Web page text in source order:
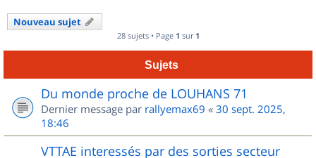
Nouveau sujet
28 sujets • Page 1 sur 1
Sujets
Du monde proche de LOUHANS 71
Dernier message par rallyemax69 « 30 sept. 2025,
18:46
VTTAE interessés par des sorties secteur